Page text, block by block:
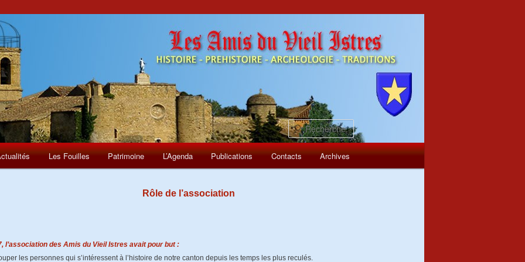
Recherche
Les Fouilles Patrimoine L’Agenda Publications Contacts Archives
Rôle de l’association
l’association des Amis du Vieil Istres avait pour but :
les personnes qui s’intéressent à l’histoire de notre canton depuis les temps les plus reculés.